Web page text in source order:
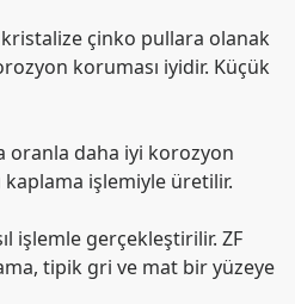
kristalize çinko pullara olanak
koruması iyidir. Küçük
oranla daha iyi korozyon
işlemiyle üretilir.
işlemle gerçekleştirilir. ZF
tipik gri ve mat bir yüzeye